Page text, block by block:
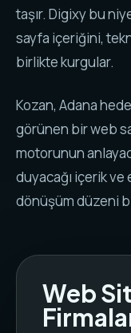
taşır. Digixy bu
sayfa içeriğini,
birlikte kurgular.
Kozan, Adana
görünen bir web
motorunun
duyacağı içerik
dönüşüm düzeni
Web